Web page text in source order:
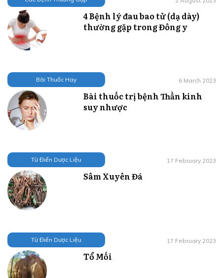
4 Bệnh lý đau bao tử (dạ dày)
thường gặp trong Đông y
Bài Thuốc Hay 6 March 2023
Bài thuốc trị bệnh Thần kinh
suy nhược
Từ Điển Dược Liệu 17 February 2023
Sâm Xuyên Đá
Từ Điển Dược Liệu 17 February 2023
Tổ Mối